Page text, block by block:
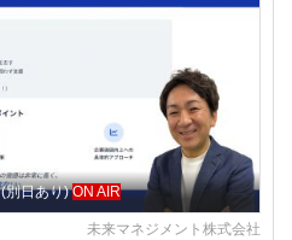
は企業の組織を強化につながり
(別日あり) ON AIR
未来マネジメント株式会社